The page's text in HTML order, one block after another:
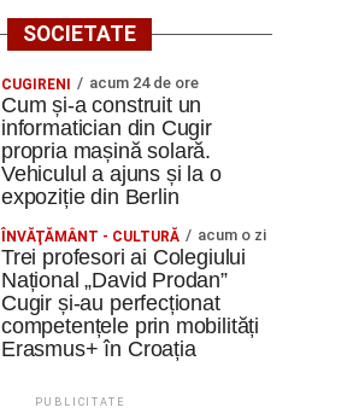
SOCIETATE
CUGIRENI acum 24 de ore
Cum și-a construit un
informatician din Cugir
propria mașină solară.
Vehiculul a ajuns și la o
expoziție din Berlin
ÎNVĂŢĂMÂNT - CULTURĂ acum o zi
Trei profesori ai Colegiului
Național „David Prodan”
Cugir și-au perfecționat
competențele prin mobilități
Erasmus+ în Croația
PUBLICITATE